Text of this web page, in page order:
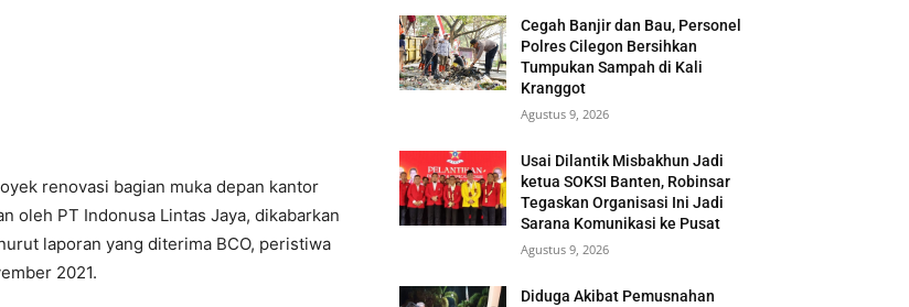
renovasi bagian muka depan kantor
oleh PT Indonusa Lintas Jaya, dikabarkan
laporan yang diterima BCO, peristiwa
2021.
Cegah Banjir dan Bau, Personel
Polres Cilegon Bersihkan
Tumpukan Sampah di Kali
Kranggot
Agustus 9, 2026
Usai Dilantik Misbakhun Jadi
ketua SOKSI Banten, Robinsar
Tegaskan Organisasi Ini Jadi
Sarana Komunikasi ke Pusat
Agustus 9, 2026
Diduga Akibat Pemusnahan